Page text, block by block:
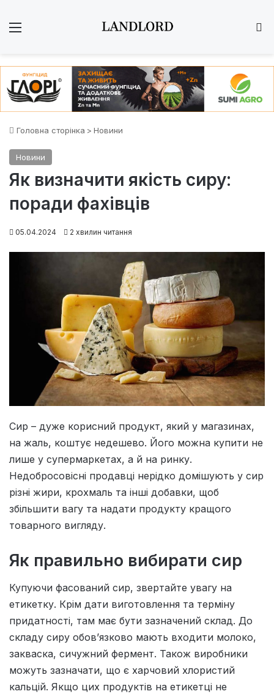
Головна сторінка > Новини
Новини
Як визначити якість сиру:
поради фахівців
05.04.2024 2 хвилин читання
Сир – дуже корисний продукт, який у магазинах,
на жаль, коштує недешево. Його можна купити не
лише у супермаркетах, а й на ринку.
Недобросовісні продавці нерідко домішують у сир
різні жири, крохмаль та інші добавки, щоб
збільшити вагу та надати продукту кращого
товарного вигляду.
Як правильно вибирати сир
Купуючи фасований сир, звертайте увагу на
етикетку. Крім дати виготовлення та терміну
придатності, там має бути зазначений склад. До
складу сиру обов’язково мають входити молоко,
закваска, сичужний фермент. Також виробники
можуть зазначати, що є харчовий хлористий
кальцій. Якщо цих продуктів на етикетці не